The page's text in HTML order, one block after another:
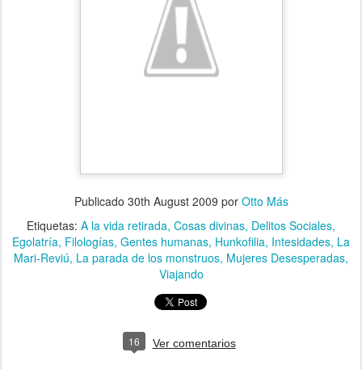
Publicado 30th August 2009 por Otto Más
Etiquetas: A la vida retirada Cosas divinas Delitos Sociales
Egolatría Filologías Gentes humanas Hunkofilia Intesidades La
Mari-Reviú La parada de los monstruos Mujeres Desesperadas
Viajando
16 Ver comentarios